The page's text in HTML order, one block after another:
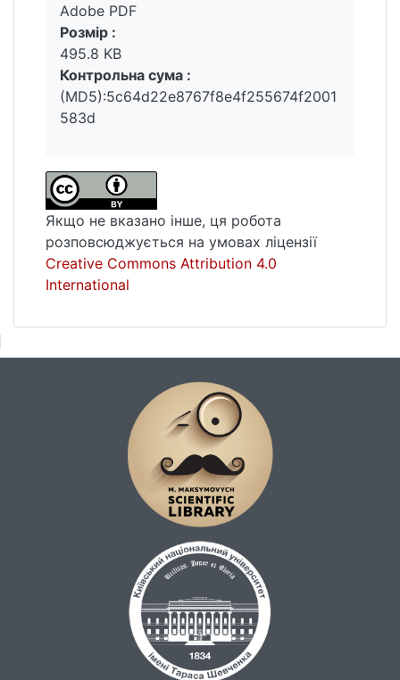
Adobe PDF
Розмір :
495.8 KB
Контрольна сума :
(MD5):5c64d22e8767f8e4f255674f2001
583d
Якщо не вказано інше, ця робота
розповсюджується на умовах ліцензії
Creative Commons Attribution 4.0
International